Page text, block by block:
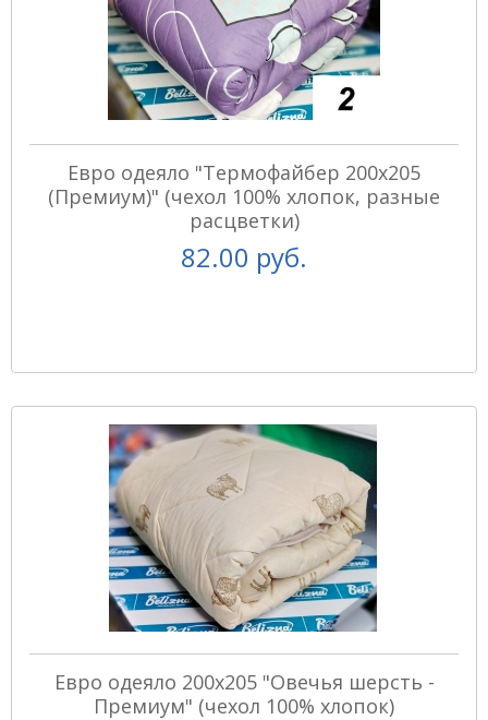
Евро одеяло "Термофайбер 200х205
(Премиум)" (чехол 100% хлопок, разные
расцветки)
82.00 руб.
Евро одеяло 200x205 "Овечья шерсть -
Премиум" (чехол 100% хлопок)